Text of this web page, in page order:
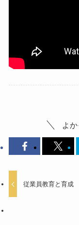
よ
従業員教育と育成